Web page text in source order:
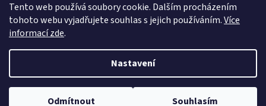
Tento web používá soubory cookie. Dalším procházením
tohoto webu vyjadřujete souhlas s jejich používáním.Více
informací zde.
Nastavení
Odmítnout Souhlasím
Copyright 2026CENTERNET.cz. Všechna práva vyhrazena.Upravit